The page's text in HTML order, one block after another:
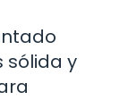
sólida y